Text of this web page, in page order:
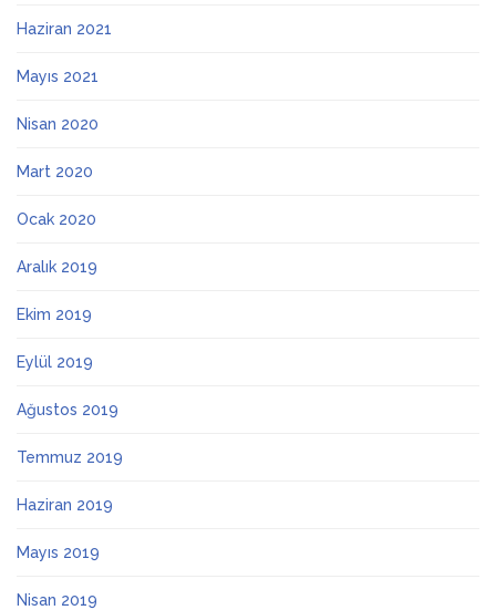
Haziran 2021
Mayıs 2021
Nisan 2020
Mart 2020
Ocak 2020
Aralık 2019
Ekim 2019
Eylül 2019
Ağustos 2019
Temmuz 2019
Haziran 2019
Mayıs 2019
Nisan 2019